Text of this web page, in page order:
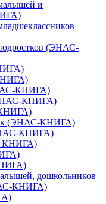
и
(ЭНАС-
КНИГА)
КНИГА)
(ЭНАС-КНИГА)
КНИГА)
КНИГА)
дошкольников
КНИГА)